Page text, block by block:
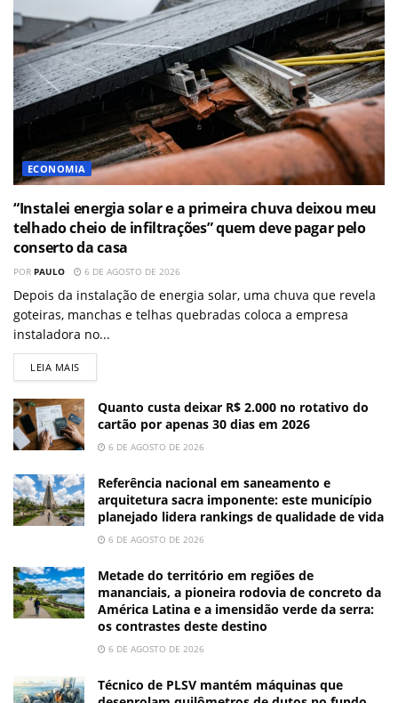
ECONOMIA
“Instalei energia solar e a primeira chuva deixou meu
telhado cheio de infiltrações” quem deve pagar pelo
conserto da casa
POR PAULO 6 DE AGOSTO DE 2026
Depois da instalação de energia solar, uma chuva que revela
goteiras, manchas e telhas quebradas coloca a empresa
instaladora no...
LEIA MAIS
Quanto custa deixar R$ 2.000 no rotativo do
cartão por apenas 30 dias em 2026
6 DE AGOSTO DE 2026
Referência nacional em saneamento e
arquitetura sacra imponente: este município
planejado lidera rankings de qualidade de vida
6 DE AGOSTO DE 2026
Metade do território em regiões de
mananciais, a pioneira rodovia de concreto da
América Latina e a imensidão verde da serra:
os contrastes deste destino
6 DE AGOSTO DE 2026
Técnico de PLSV mantém máquinas que